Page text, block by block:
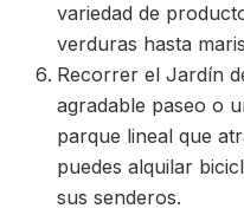
variedad de
verduras hasta
Recorrer el Jardín
agradable paseo o
parque lineal que
puedes alquilar
sus senderos.